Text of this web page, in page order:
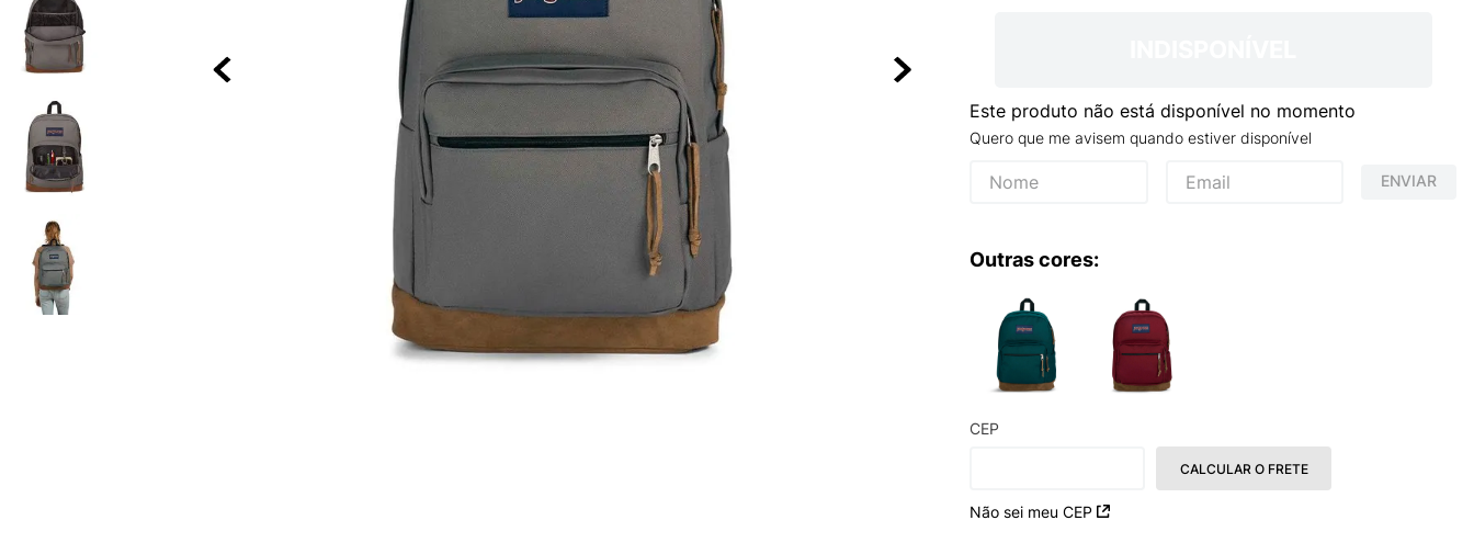
Este produto não está disponível no momento
Quero que me avisem quando estiver disponível
ENVIAR
Outras cores:
CEP
Não sei meu CEP
CALCULAR O FRETE